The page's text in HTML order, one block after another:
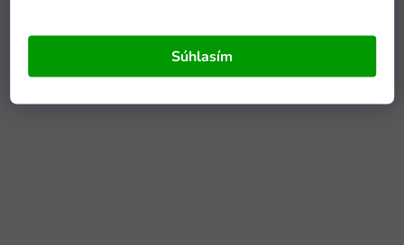
Súhlasím